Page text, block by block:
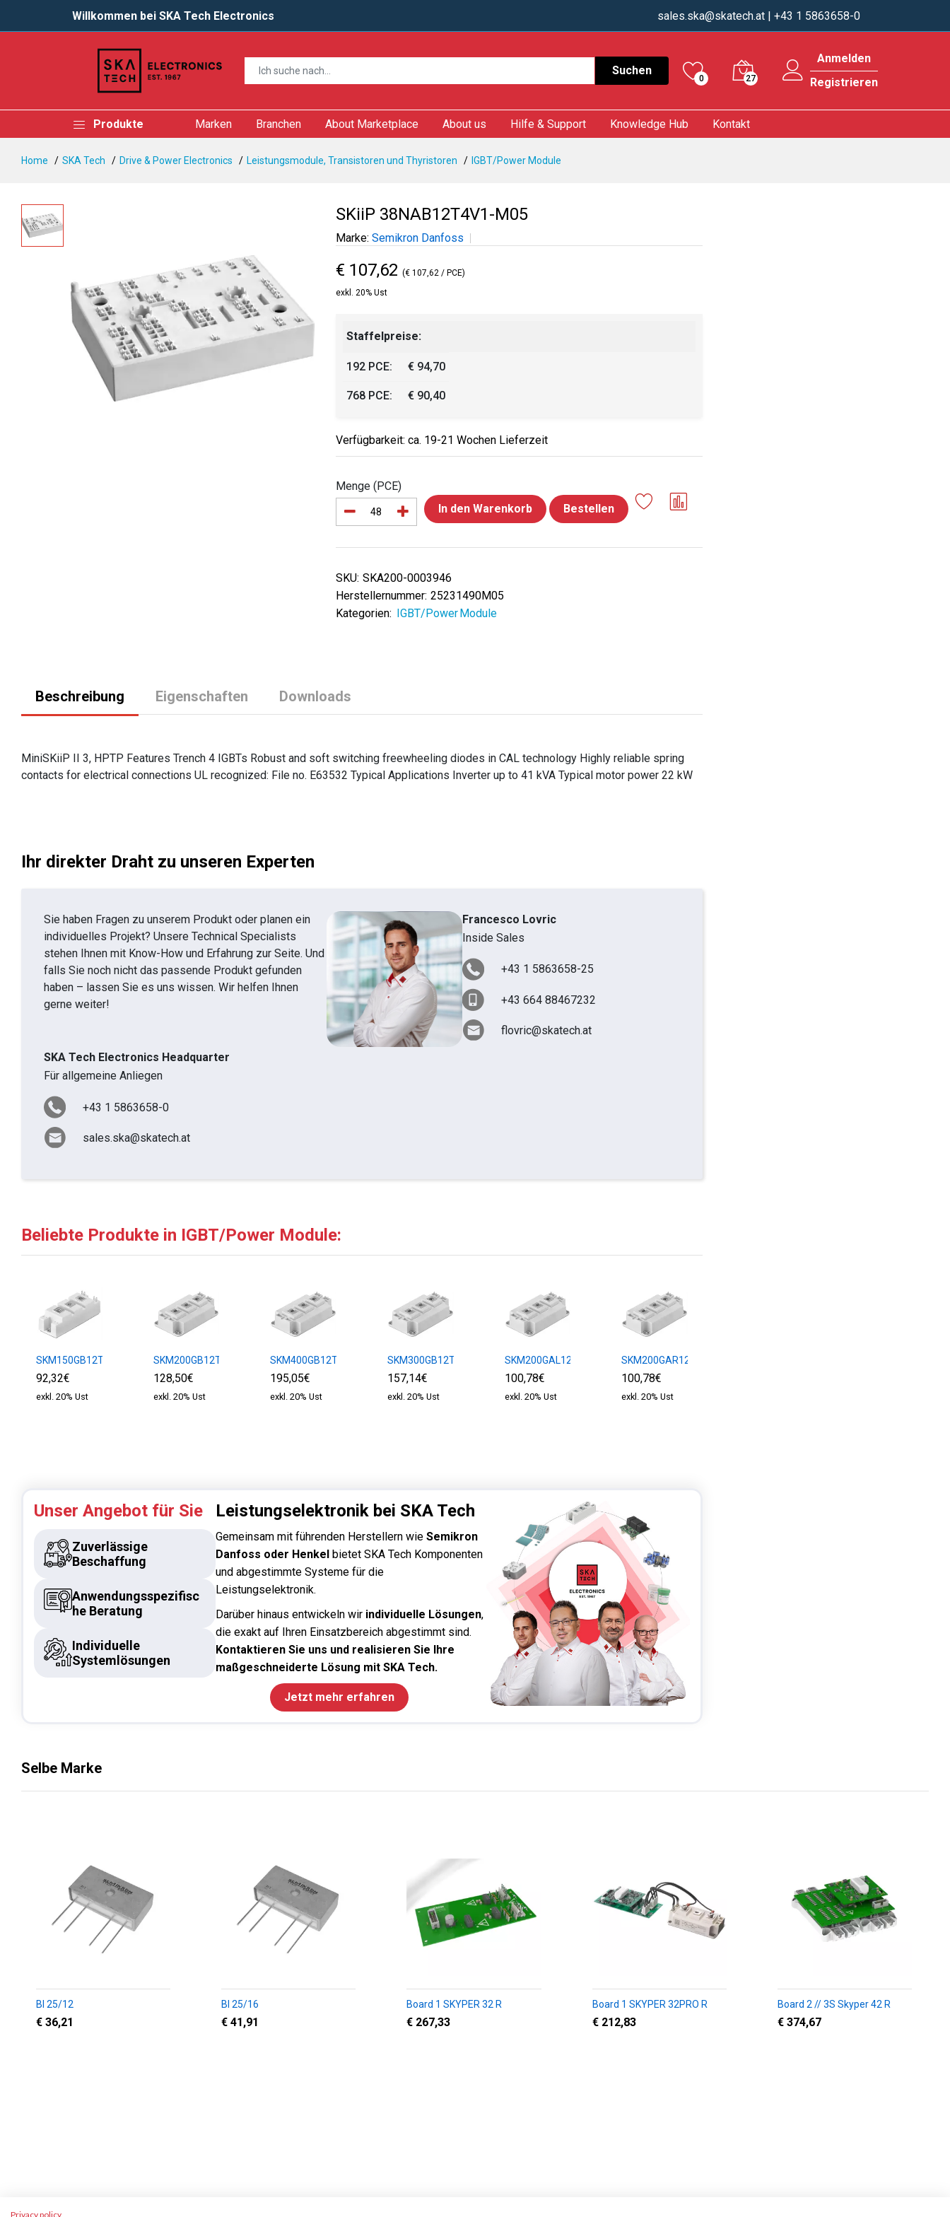
Willkommen bei SKA Tech Electronics sales.ska@skatech.at | +43 1 5863658-0
Suchen
0 27
Anmelden
Registrieren
Produkte Marken Branchen About Marketplace About us Hilfe & Support Knowledge Hub Kontakt
Home SKA Tech Drive & Power Electronics Leistungsmodule, Transistoren und Thyristoren IGBT/Power Module
SKiiP 38NAB12T4V1-M05
Marke: Semikron Danfoss
€ 107,62 (€ 107,62 / PCE)
exkl. 20% Ust
Staffelpreise:
192 PCE: € 94,70
768 PCE: € 90,40
Verfügbarkeit: ca. 19-21 Wochen Lieferzeit
Menge (PCE)
In den Warenkorb
Bestellen
SKU: SKA200-0003946
Herstellernummer: 25231490M05
Kategorien: IGBT/Power Module
Beschreibung Eigenschaften Downloads
MiniSKiiP II 3, HPTP Features Trench 4 IGBTs Robust and soft switching freewheeling diodes in CAL technology Highly reliable spring
contacts for electrical connections UL recognized: File no. E63532 Typical Applications Inverter up to 41 kVA Typical motor power 22 kW
Ihr direkter Draht zu unseren Experten
Sie haben Fragen zu unserem Produkt oder planen ein
individuelles Projekt? Unsere Technical Specialists
stehen Ihnen mit Know-How und Erfahrung zur Seite. Und
falls Sie noch nicht das passende Produkt gefunden
haben – lassen Sie es uns wissen. Wir helfen Ihnen
gerne weiter!
Francesco Lovric
Inside Sales
+43 1 5863658-25
+43 664 88467232
flovric@skatech.at
SKA Tech Electronics Headquarter
Für allgemeine Anliegen
+43 1 5863658-0
sales.ska@skatech.at
Beliebte Produkte in IGBT/Power Module:
SKM150GB12T4
92,32€
exkl. 20% Ust
SKM200GB12T4
128,50€
exkl. 20% Ust
SKM400GB12T4
195,05€
exkl. 20% Ust
SKM300GB12T4
157,14€
exkl. 20% Ust
SKM200GAL12E4
100,78€
exkl. 20% Ust
SKM200GAR12E4
100,78€
exkl. 20% Ust
Unser Angebot für Sie
Zuverlässige
Beschaffung
Anwendungsspezifisc
he Beratung
Individuelle
Systemlösungen
Leistungselektronik bei SKA Tech
Gemeinsam mit führenden Herstellern wieSemikron
Danfoss oder Henkel bietet SKA Tech Komponenten
und abgestimmte Systeme für die
Leistungselektronik.
Darüber hinaus entwickeln wir individuelle Lösungen,
die exakt auf Ihren Einsatzbereich abgestimmt sind.
Kontaktieren Sie uns und realisieren Sie Ihre
maßgeschneiderte Lösung mit SKA Tech.
Jetzt mehr erfahren
Selbe Marke
BI 25/12
€ 36,21
BI 25/16
€ 41,91
Board 1 SKYPER 32 R
€ 267,33
Board 1 SKYPER 32PRO R
€ 212,83
Board 2 // 3S Skyper 42 R
€ 374,67
Privacy policy